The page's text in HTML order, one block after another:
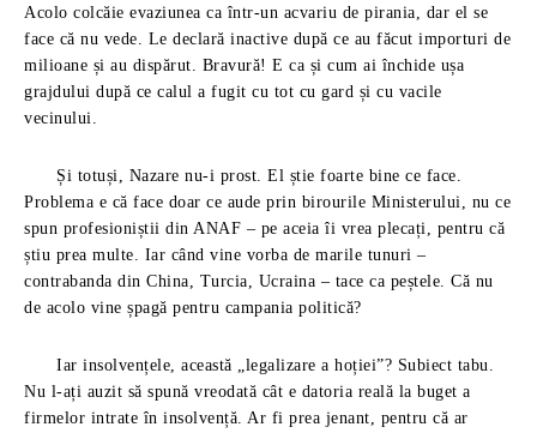
Acolo colcăie evaziunea ca într-un acvariu de pirania, dar el se
face că nu vede. Le declară inactive după ce au făcut importuri de
milioane și au dispărut. Bravură! E ca și cum ai închide ușa
grajdului după ce calul a fugit cu tot cu gard și cu vacile
vecinului.
Și totuși, Nazare nu-i prost. El știe foarte bine ce face.
Problema e că face doar ce aude prin birourile Ministerului, nu ce
spun profesioniștii din ANAF – pe aceia îi vrea plecați, pentru că
știu prea multe. Iar când vine vorba de marile tunuri –
contrabanda din China, Turcia, Ucraina – tace ca peștele. Că nu
de acolo vine șpagă pentru campania politică?
Iar insolvențele, această „legalizare a hoției”? Subiect tabu.
Nu l-ați auzit să spună vreodată cât e datoria reală la buget a
firmelor intrate în insolvență. Ar fi prea jenant, pentru că ar